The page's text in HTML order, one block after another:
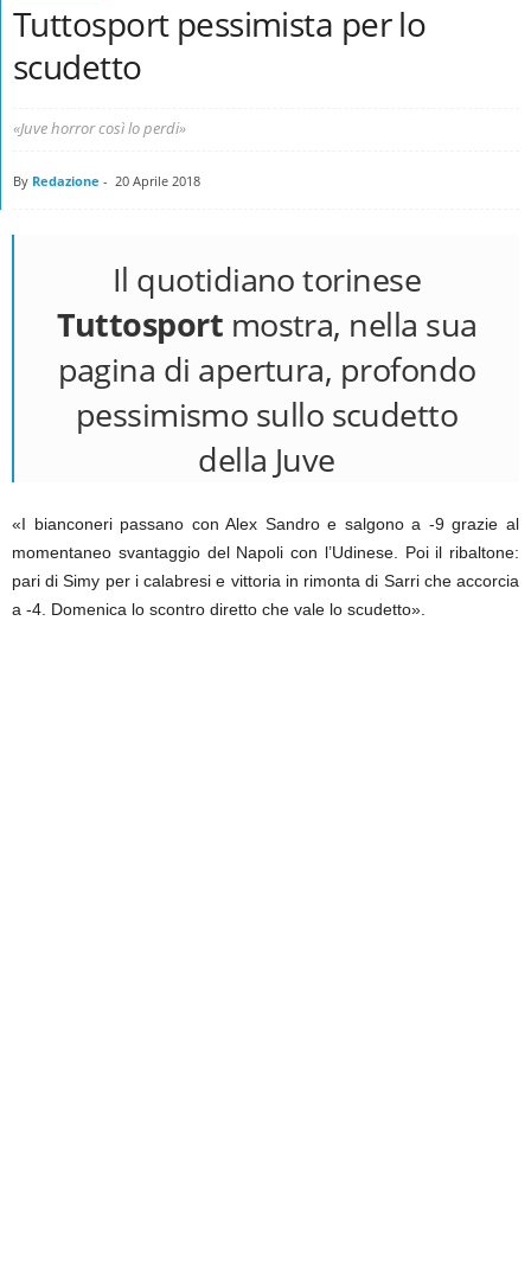
Tuttosport pessimista per lo
scudetto
«Juve horror così lo perdi»
By Redazione - 20 Aprile 2018
Il quotidiano torinese
Tuttosport mostra, nella sua
pagina di apertura, profondo
pessimismo sullo scudetto
della Juve
«I bianconeri passano con Alex Sandro e salgono a -9 grazie al
momentaneo svantaggio del Napoli con l’Udinese. Poi il ribaltone:
pari di Simy per i calabresi e vittoria in rimonta di Sarri che accorcia
a -4. Domenica lo scontro diretto che vale lo scudetto».